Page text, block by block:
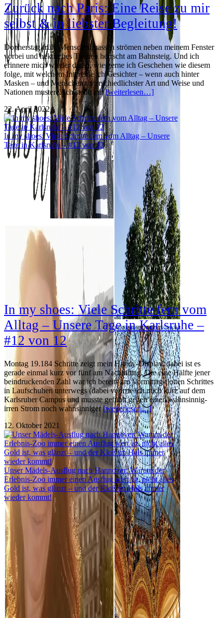
Zurück nach Paris: Eine Reise zu mir
selbst & in liebster Begleitung!
Donnerstag früh. Menschenmassen strömen neben meinem Fenster
vorbei und hektisches Treiben herrscht am Bahnsteig. Und ich
erinnere mich wieder daran, wie gerne ich Geschehen wie diesem
folge, mit welchem Interesse ich Gesichter – wenn auch hinter
Masken – und Menschen unterschiedlichster Art und Weise und
Nationen mustere. Ich stelle mir[weiterlesen…]
22. April 2022
In my shoes: Viele Schritte fern vom Alltag – Unsere
Tage in Karlsruhe – #12 von 12
In my shoes: Viele Schritte fern vom
Alltag – Unsere Tage in Karlsruhe –
#12 von 12
Montag 19.184 Schritte zeigt mein Handy-Display, dabei ist es
gerade einmal kurz vor fünf am Nachmittag. Die eine Hälfte jener
beindruckenden Zahl war ich bereits am Vormittag flotten Schrittes
in Laufschuhen unterwegs (dabei verirrte ich mich kurz auf dem
Karlsruher Campus und musste gefühlt gegen einen wahnsinnig-
irren Strom noch wahnsinniger[weiterlesen…]
12. Oktober 2021
Unser Mädels-Ausflug nach Hannover: Warum der
Erlebnis-Zoo immer einen Ausflug wert ist, nicht alles
Gold ist, was glänzt – und der Kloß im Hals immer
wieder kommt!